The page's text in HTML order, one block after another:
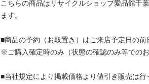
こちらの商品はリサイクルショップ愛品館千
ます。
■商品の予約（お取置き）はご来店予定日の前
※ご購入確定時のみ（状態の確認のみ等での
■当社規定により掲載価格より値引き販売は行